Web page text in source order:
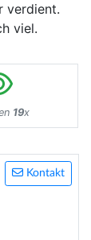
verdient.
viel.
19x
Kontakt